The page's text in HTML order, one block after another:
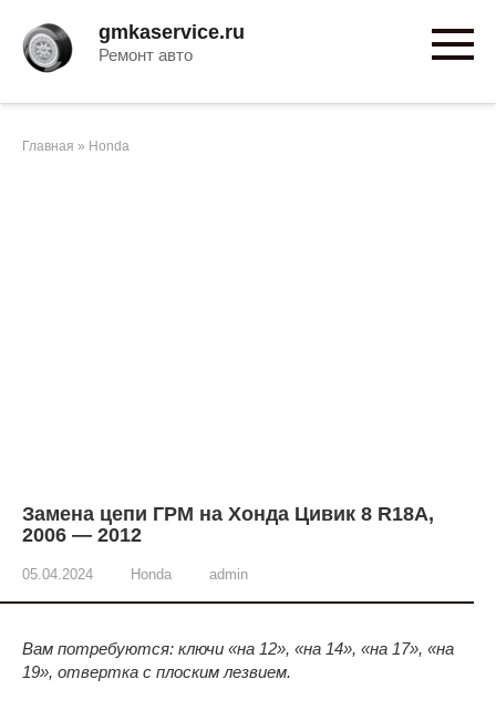
контенту
gmkaservice.ru
Ремонт авто
Главная » Honda
Замена цепи ГРМ на Хонда Цивик 8 R18A,
2006 — 2012
05.04.2024 Honda admin
Вам потребуются: ключи «на 12», «на 14», «на 17», «на
19», отвертка с плоским лезвием.